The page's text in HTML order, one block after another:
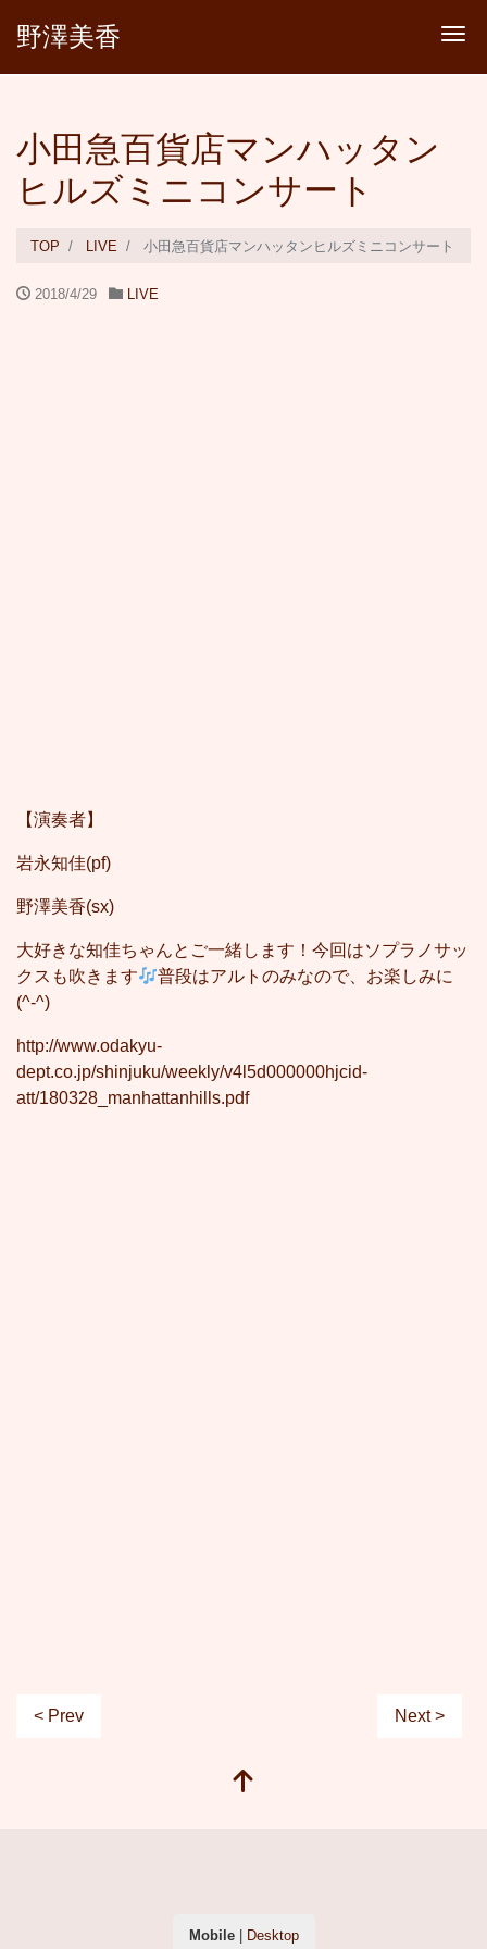
野澤美香
小田急百貨店マンハッタン
ヒルズミニコンサート
TOP LIVE 小田急百貨店マンハッタンヒルズミニコンサート
2018/4/29 LIVE
【演奏者】
岩永知佳(pf)
野澤美香(sx)
大好きな知佳ちゃんとご一緒します！今回はソプラノサッ
クスも吹きます
普段はアルトのみなので、お楽しみに
(^-^)
http://www.odakyu-
dept.co.jp/shinjuku/weekly/v4l5d000000hjcid-
att/180328_manhattanhills.pdf
< Prev Next >
Mobile| Desktop